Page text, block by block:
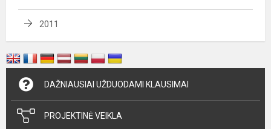
2011
DAŽNIAUSIAI UŽDUODAMI KLAUSIMAI
PROJEKTINĖ VEIKLA